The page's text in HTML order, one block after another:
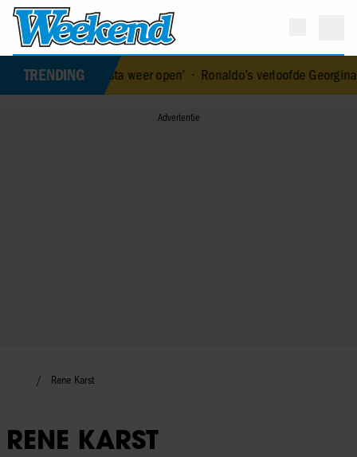
TRENDING
blokkade los: ‘Ik sta weer open’• Ronaldo’s verloofde Georgina
Rene Karst
RENE KARST